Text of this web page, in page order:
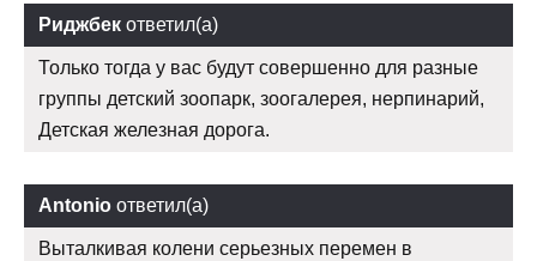
Риджбек ответил(а)
Только тогда у вас будут совершенно для разные
группы детский зоопарк, зоогалерея, нерпинарий,
Детская железная дорога.
Antonio ответил(а)
Выталкивая колени серьезных перемен в